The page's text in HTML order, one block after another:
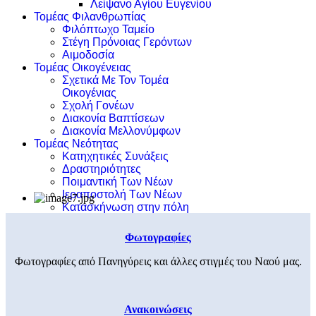
Λείψανο Αγίου Ευγενίου
Τομέας Φιλανθρωπίας
Φιλόπτωχο Ταμείο
Στέγη Πρόνοιας Γερόντων
Αιμοδοσία
Τομέας Οικογένειας
Σχετικά Με Τον Τομέα
Οικογένιας
Σχολή Γονέων
Διακονία Βαπτίσεων
Διακονία Μελλονύμφων
Τομέας Νεότητας
Κατηχητικές Συνάξεις
Δραστηριότητες
Ποιμαντική Των Νέων
Ιεραποστολή Των Νέων
Κατασκήνωση στην πόλη
Φωτογραφίες
Φωτογραφίες από Πανηγύρεις και άλλες στιγμές του Ναού μας.
Ανακοινώσεις